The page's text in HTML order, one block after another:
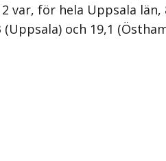
var, för hela Uppsala län,
och 19,1